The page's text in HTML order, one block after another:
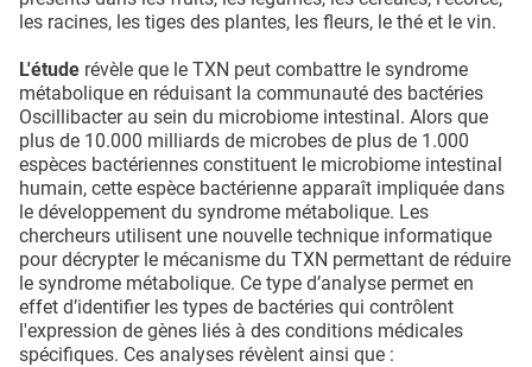
les racines, les tiges des plantes, les fleurs, le thé et le vin.
L'étude révèle que le TXN peut combattre le syndrome
métabolique en réduisant la communauté des bactéries
Oscillibacter au sein du microbiome intestinal. Alors que
plus de 10.000 milliards de microbes de plus de 1.000
espèces bactériennes constituent le microbiome intestinal
humain, cette espèce bactérienne apparaît impliquée dans
le développement du syndrome métabolique. Les
chercheurs utilisent une nouvelle technique informatique
pour décrypter le mécanisme du TXN permettant de réduire
le syndrome métabolique. Ce type d’analyse permet en
effet d’identifier les types de bactéries qui contrôlent
l'expression de gènes liés à des conditions médicales
spécifiques. Ces analyses révèlent ainsi que :